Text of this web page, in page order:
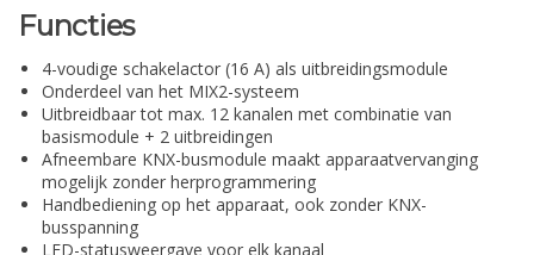
Functies
4-voudige schakelactor (16 A) als uitbreidingsmodule
Onderdeel van het MIX2-systeem
Uitbreidbaar tot max. 12 kanalen met combinatie van
basismodule + 2 uitbreidingen
Afneembare KNX-busmodule maakt apparaatvervanging
mogelijk zonder herprogrammering
Handbediening op het apparaat, ook zonder KNX-
busspanning
LED-statusweergave voor elk kanaal